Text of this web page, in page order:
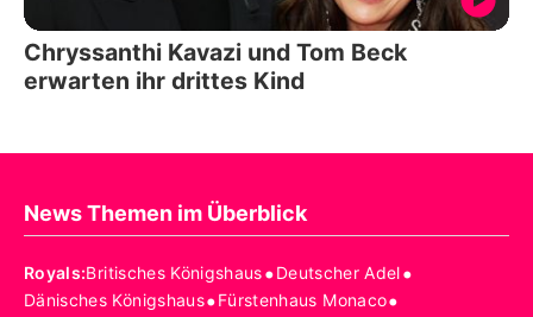
Chryssanthi Kavazi und Tom Beck
erwarten ihr drittes Kind
News Themen im Überblick
Royals:Britisches Königshaus•Deutscher Adel•
Dänisches Königshaus•Fürstenhaus Monaco•